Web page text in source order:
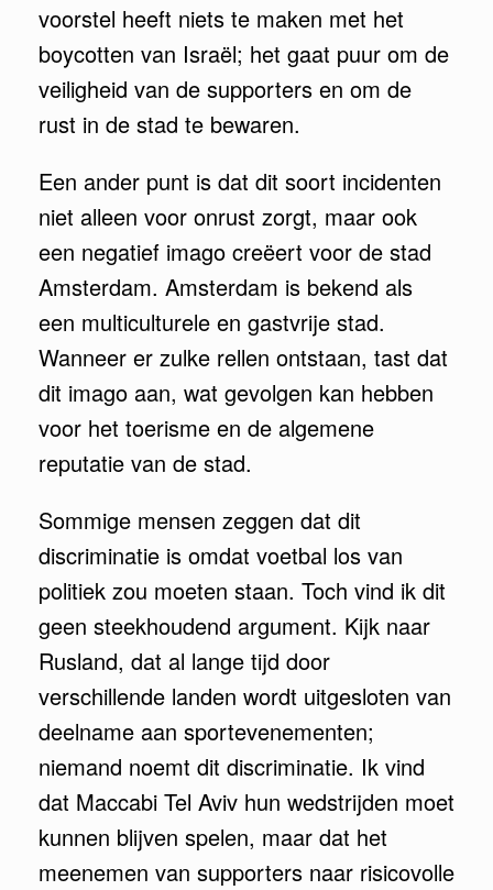
voorstel heeft niets te maken met het
boycotten van Israël; het gaat puur om de
veiligheid van de supporters en om de
rust in de stad te bewaren.
Een ander punt is dat dit soort incidenten
niet alleen voor onrust zorgt, maar ook
een negatief imago creëert voor de stad
Amsterdam. Amsterdam is bekend als
een multiculturele en gastvrije stad.
Wanneer er zulke rellen ontstaan, tast dat
dit imago aan, wat gevolgen kan hebben
voor het toerisme en de algemene
reputatie van de stad.
Sommige mensen zeggen dat dit
discriminatie is omdat voetbal los van
politiek zou moeten staan. Toch vind ik dit
geen steekhoudend argument. Kijk naar
Rusland, dat al lange tijd door
verschillende landen wordt uitgesloten van
deelname aan sportevenementen;
niemand noemt dit discriminatie. Ik vind
dat Maccabi Tel Aviv hun wedstrijden moet
kunnen blijven spelen, maar dat het
meenemen van supporters naar risicovolle